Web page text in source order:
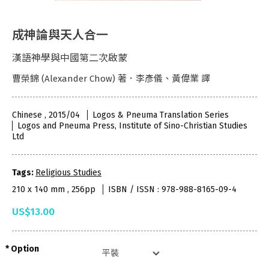
成神論與天人合一
漢語神學與中國第二次啟蒙
曹榮錦 (Alexander Chow) 著．李彥儀、黃偉業 譯
Chinese , 2015/04
Logos & Pneuma Translation Series
Logos and Pneuma Press, Institute of Sino-Christian Studies
Ltd
Tags: Religious Studies
210 x 140 mm , 256pp
ISBN / ISSN : 978-988-8165-09-4
US$13.00
Option